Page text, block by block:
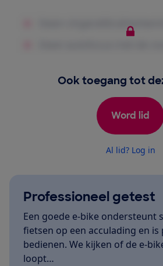
Ook toegang tot
Word lid
Al lid? Log in
Professioneel getest
Een goede e-bike ondersteunt
fietsen op een acculading en
bedienen. We kijken of de e-
loopt…